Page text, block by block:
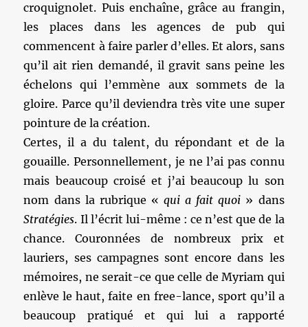
croquignolet. Puis enchaîne, grâce au frangin,
les places dans les agences de pub qui
commencent à faire parler d’elles. Et alors, sans
qu’il ait rien demandé, il gravit sans peine les
échelons qui l’emmène aux sommets de la
gloire. Parce qu’il deviendra très vite une super
pointure de la création.
Certes, il a du talent, du répondant et de la
gouaille. Personnellement, je ne l’ai pas connu
mais beaucoup croisé et j’ai beaucoup lu son
nom dans la rubrique « qui a fait quoi » dans
Stratégies. Il l’écrit lui-même : ce n’est que de la
chance. Couronnées de nombreux prix et
lauriers, ses campagnes sont encore dans les
mémoires, ne serait-ce que celle de Myriam qui
enlève le haut, faite en free-lance, sport qu’il a
beaucoup pratiqué et qui lui a rapporté